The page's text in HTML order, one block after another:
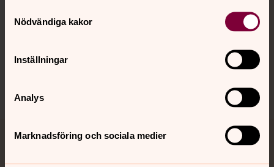
Nödvändiga kakor
Inställningar
Analys
Marknadsföring och sociala medier